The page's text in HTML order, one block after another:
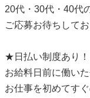
20代・30代・40代
ご応募お待ちしてお
★日払い制度あり！
お給料日前に働い
お仕事を初めてす